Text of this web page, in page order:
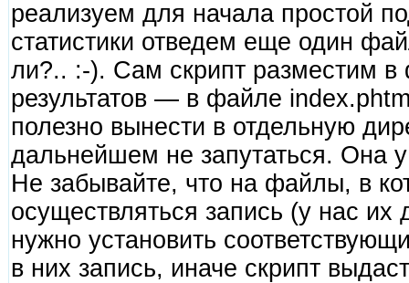
реализуем для начала простой
статистики отведем еще один
ли?.. :-). Сам скрипт разместим
результатов — в файле
полезно вынести в отдельную
дальнейшем не запутаться. Она
Не забывайте, что на файлы, в
осуществляться запись (у нас
нужно установить
в них запись, иначе скрипт